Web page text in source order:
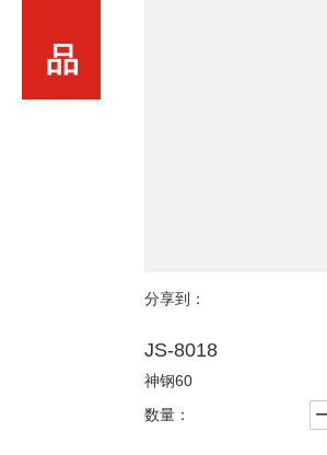
品
分享到：
JS-8018
神钢60
数量：